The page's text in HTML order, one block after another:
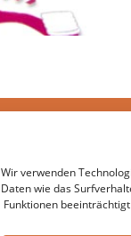
Wir verwenden
Daten wie das
Funktionen